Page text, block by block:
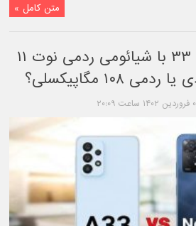
متن کامل »
مقایسه گلکسی ای ۳۳ با شیائومی ردمی نوت ۱۱
مگاپیکسلی؟
۲۰:۰۹